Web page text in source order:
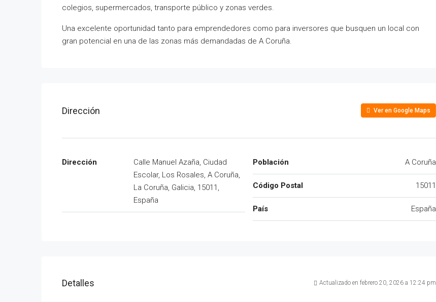
colegios, supermercados, transporte público y zonas verdes.
Una excelente oportunidad tanto para emprendedores como para inversores que busquen un local con
gran potencial en una de las zonas más demandadas de A Coruña.
Dirección Ver en Google Maps
Dirección
Calle Manuel Azaña, Ciudad
Escolar, Los Rosales, A Coruña,
La Coruña, Galicia, 15011,
España
Población A Coruña
Código Postal 15011
País España
Detalles Actualizado en febrero 20, 2026 a 12:24 pm